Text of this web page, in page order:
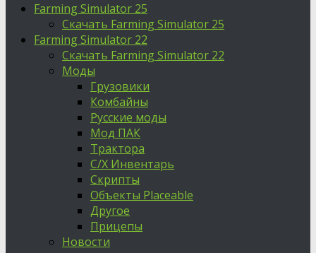
Farming Simulator 25
Скачать Farming Simulator 25
Farming Simulator 22
Скачать Farming Simulator 22
Моды
Грузовики
Комбайны
Русские моды
Мод ПАК
Трактора
С/Х Инвентарь
Скрипты
Объекты Placeable
Другое
Прицепы
Новости